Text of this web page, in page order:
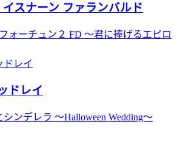
スナーン ファランバルド
ォーチュン２ FD ～君に捧げるエピロ
ドレイ
シンデレラ ～Halloween Wedding～